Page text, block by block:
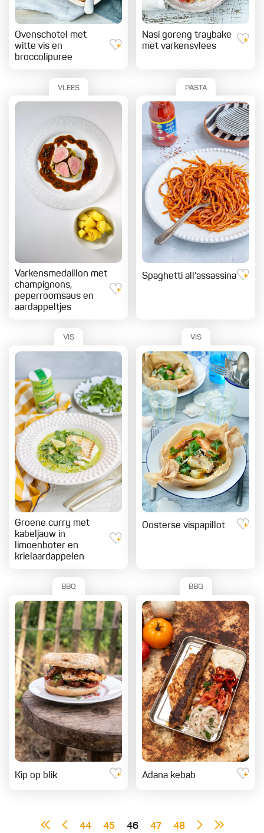
Ovenschotel met
witte vis en
broccolipuree
Nasi goreng traybake
met varkensvlees
VLEES
Varkensmedaillon met
champignons,
peperroomsaus en
aardappeltjes
PASTA
Spaghetti all’assassina
VIS
Groene curry met
kabeljauw in
limoenboter en
krielaardappelen
VIS
Oosterse vispapillot
BBQ
Kip op blik
BBQ
Adana kebab
44 45 46 47 48